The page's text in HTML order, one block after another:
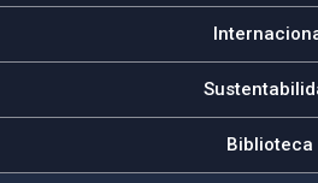
Biblioteca